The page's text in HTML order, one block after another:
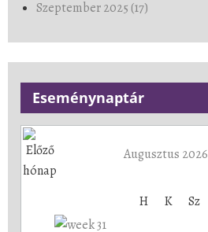
Szeptember 2025 (17)
Eseménynaptár
Augusztus 2026
H K Sz